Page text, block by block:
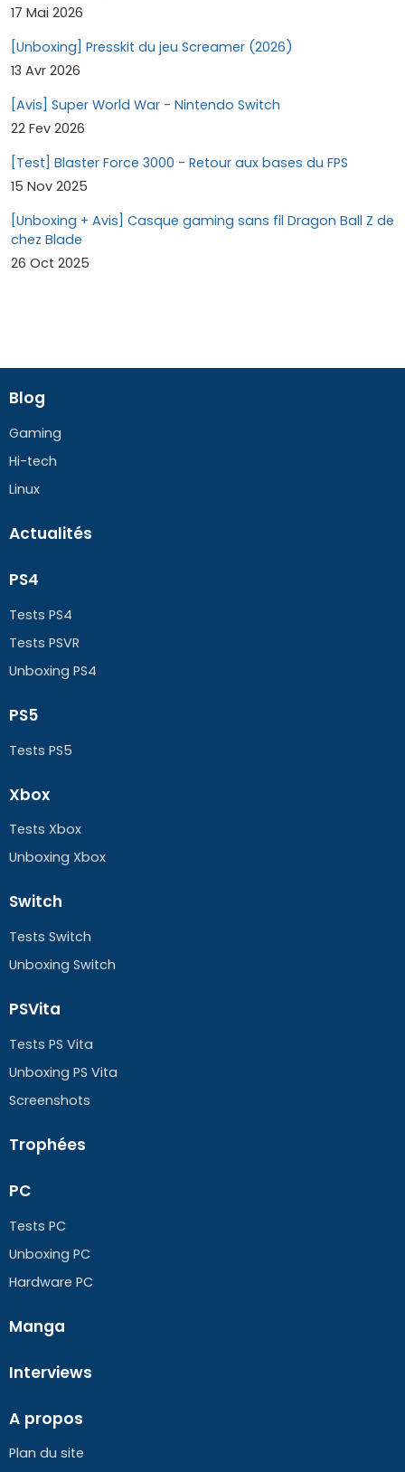
17 Mai 2026
[Unboxing] Presskit du jeu Screamer (2026)
13 Avr 2026
[Avis] Super World War - Nintendo Switch
22 Fev 2026
[Test] Blaster Force 3000 - Retour aux bases du FPS
15 Nov 2025
[Unboxing + Avis] Casque gaming sans fil Dragon Ball Z de
chez Blade
26 Oct 2025
Blog
Gaming
Hi-tech
Linux
Actualités
PS4
Tests PS4
Tests PSVR
Unboxing PS4
PS5
Tests PS5
Xbox
Tests Xbox
Unboxing Xbox
Switch
Tests Switch
Unboxing Switch
PSVita
Tests PS Vita
Unboxing PS Vita
Screenshots
Trophées
PC
Tests PC
Unboxing PC
Hardware PC
Manga
Interviews
A propos
Plan du site